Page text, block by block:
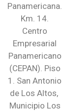
Panamericana.
Km. 14.
Centro
Empresarial
Panamericano
(CEPAN). Piso
1. San Antonio
de Los Altos,
Municipio Los